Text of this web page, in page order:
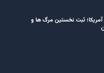
ثبت نخستین مرگ ها و